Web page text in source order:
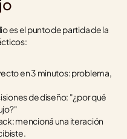
es el punto de partida de la
en 3 minutos: problema,
de diseño: "¿por qué
mencioná una iteración